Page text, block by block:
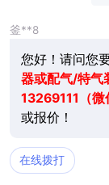
釜**8
您好！请问您
器或配气/特气
13269111（微
或报价！
在线拨打